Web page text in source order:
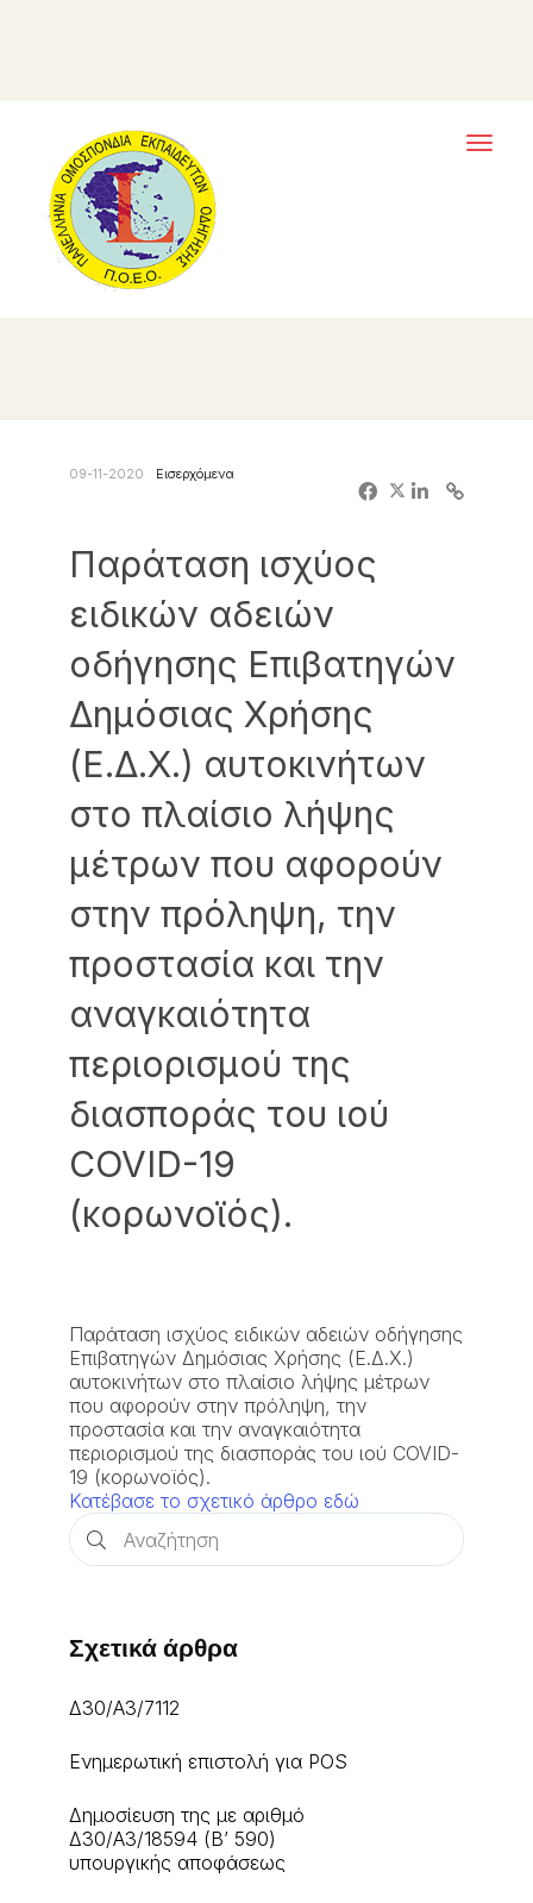
09-11-2020 Εισερχόμενα
Παράταση ισχύος
ειδικών αδειών
οδήγησης Επιβατηγών
Δημόσιας Χρήσης
(Ε.Δ.Χ.) αυτοκινήτων
στο πλαίσιο λήψης
μέτρων που αφορούν
στην πρόληψη, την
προστασία και την
αναγκαιότητα
περιορισμού της
διασποράς του ιού
COVID-19
(κορωνοϊός).
Παράταση ισχύος ειδικών αδειών οδήγησης
Επιβατηγών Δημόσιας Χρήσης (Ε.Δ.Χ.)
αυτοκινήτων στο πλαίσιο λήψης μέτρων
που αφορούν στην πρόληψη, την
προστασία και την αναγκαιότητα
περιορισμού της διασποράς του ιού COVID-
19 (κορωνοϊός).
Κατέβασε το σχετικό άρθρο εδώ
Σχετικά άρθρα
Δ30/Α3/7112
Ενημερωτική επιστολή για POS
Δημοσίευση της με αριθμό
Δ30/A3/18594 (Β’ 590)
υπουργικής αποφάσεως